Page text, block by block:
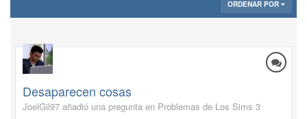
ORDENAR POR
Desaparecen cosas
JoelGil97 añadió una pregunta en Problemas de Los Sims 3